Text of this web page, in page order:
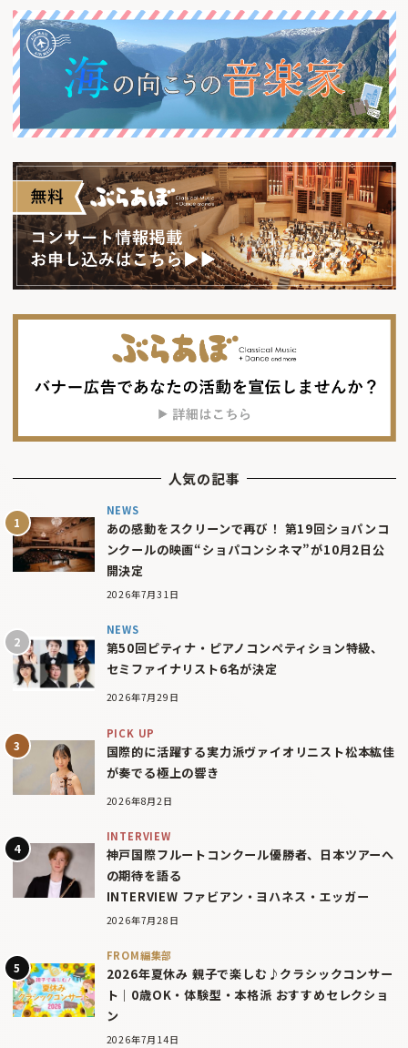
人気の記事
NEWS
あの感動をスクリーンで再び！ 第19回ショパンコ
ンクールの映画“ショパコンシネマ”が10月2日公
開決定
2026年7月31日
NEWS
第50回ピティナ・ピアノコンペティション特級、
セミファイナリスト6名が決定
2026年7月29日
PICK UP
国際的に活躍する実力派ヴァイオリニスト松本紘佳
が奏でる極上の響き
2026年8月2日
INTERVIEW
神戸国際フルートコンクール優勝者、日本ツアーへ
の期待を語る
INTERVIEW ファビアン・ヨハネス・エッガー
2026年7月28日
FROM編集部
2026年夏休み 親子で楽しむ♪クラシックコンサー
ト｜0歳OK・体験型・本格派 おすすめセレクショ
ン
2026年7月14日